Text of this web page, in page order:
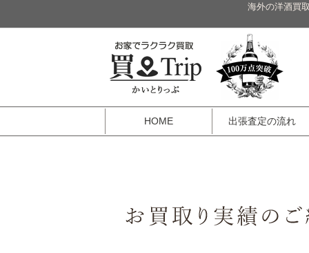
海外の洋酒買
HOME 出張査定の流れ